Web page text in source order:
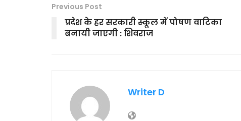
Previous Post
प्रदेश के हर सरकारी स्कूल में पोषण वाटिका
बनायी जाएगी : शिवराज
Writer D